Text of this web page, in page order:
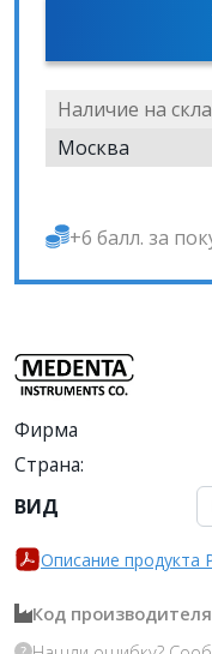
Наличие на
Москва
+6 балл. за
Фирма
Страна:
ВИД
Описание
Код